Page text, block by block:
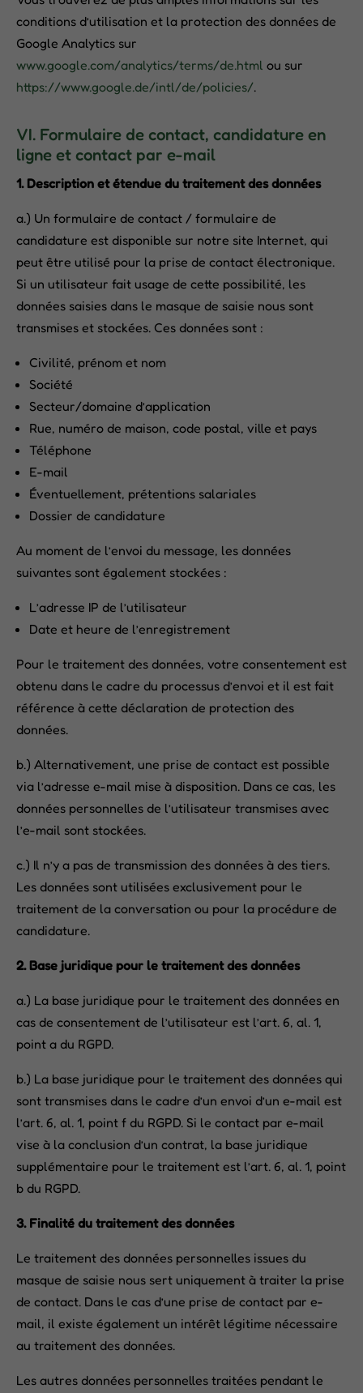
conditions d’utilisation et la protection des données de
Google Analytics sur
www.google.com/analytics/terms/de.html ou sur
https://www.google.de/intl/de/policies/.
VI. Formulaire de contact, candidature en
ligne et contact par e-mail
1. Description et étendue du traitement des données
a.) Un formulaire de contact / formulaire de
candidature est disponible sur notre site Internet, qui
peut être utilisé pour la prise de contact électronique.
Si un utilisateur fait usage de cette possibilité, les
données saisies dans le masque de saisie nous sont
transmises et stockées. Ces données sont :
Civilité, prénom et nom
Société
Secteur/domaine d’application
Rue, numéro de maison, code postal, ville et pays
Téléphone
E-mail
Éventuellement, prétentions salariales
Dossier de candidature
Au moment de l’envoi du message, les données
suivantes sont également stockées :
L’adresse IP de l’utilisateur
Date et heure de l’enregistrement
Pour le traitement des données, votre consentement est
obtenu dans le cadre du processus d’envoi et il est fait
référence à cette déclaration de protection des
données.
b.) Alternativement, une prise de contact est possible
via l’adresse e-mail mise à disposition. Dans ce cas, les
données personnelles de l’utilisateur transmises avec
l’e-mail sont stockées.
c.) Il n’y a pas de transmission des données à des tiers.
Les données sont utilisées exclusivement pour le
traitement de la conversation ou pour la procédure de
candidature.
2. Base juridique pour le traitement des données
a.) La base juridique pour le traitement des données en
cas de consentement de l’utilisateur est l’art. 6, al. 1,
point a du RGPD.
b.) La base juridique pour le traitement des données qui
sont transmises dans le cadre d’un envoi d’un e-mail est
l’art. 6, al. 1, point f du RGPD. Si le contact par e-mail
vise à la conclusion d’un contrat, la base juridique
supplémentaire pour le traitement est l’art. 6, al. 1, point
b du RGPD.
3. Finalité du traitement des données
Le traitement des données personnelles issues du
masque de saisie nous sert uniquement à traiter la prise
de contact. Dans le cas d’une prise de contact par e-
mail, il existe également un intérêt légitime nécessaire
au traitement des données.
Les autres données personnelles traitées pendant le